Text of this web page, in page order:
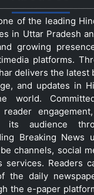
of the leading
in Uttar Pradesh
growing
platforms.
delivers the latest
and updates in
world.
its audience
Breaking News
channels, social
services. Readers
the daily
the e-paper